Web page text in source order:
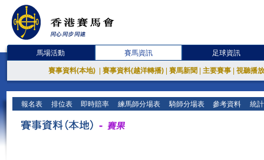
馬場活動 賽馬資訊 足球資訊
賽事資料(本地) 賽事資料(越洋轉播) 賽馬新聞 主要賽事 視聽播
報名表 排位表 即時賠率 練馬師分場表 騎師分場表 參考資料 統